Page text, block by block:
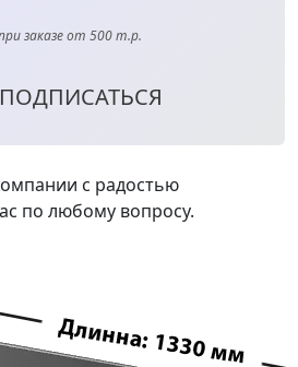
заказе от 500 т.р.
ПОДПИСАТЬСЯ
с радостью
по любому вопросу.